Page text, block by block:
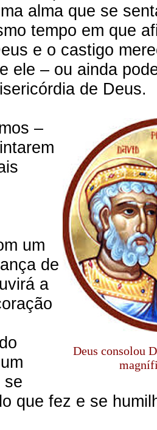
alma que se
tempo em que
e o castigo
ele – ou ainda
de Deus.
Deus consolou
–
um
de
a
se
que fez e se